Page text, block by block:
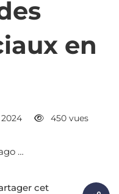
en
450 vues
…
cet